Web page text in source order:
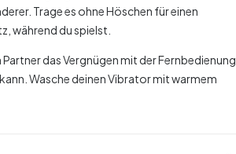
Trage es ohne Höschen für einen
während du spielst.
das Vergnügen mit der Fernbedienung
Wasche deinen Vibrator mit warmem